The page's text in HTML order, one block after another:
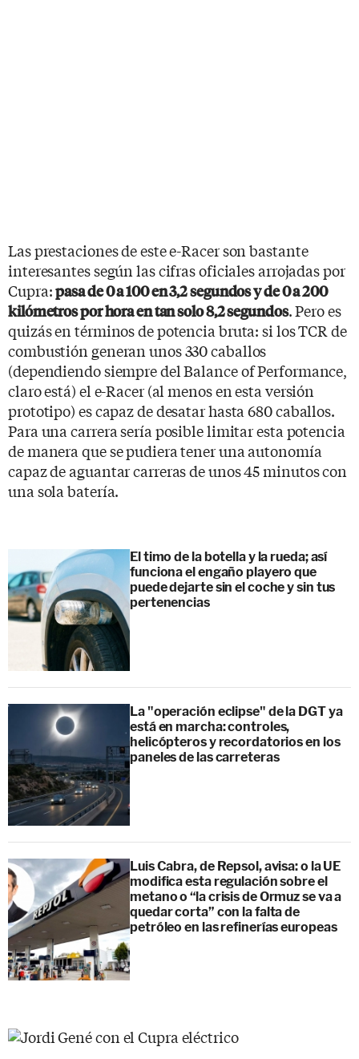
Las prestaciones de este e-Racer son bastante
interesantes según las cifras oficiales arrojadas por
Cupra:pasa de 0 a 100 en 3,2 segundos y de 0 a 200
kilómetros por hora en tan solo 8,2 segundos. Pero es
quizás en términos de potencia bruta: si los TCR de
combustión generan unos 330 caballos
(dependiendo siempre del Balance of Performance,
claro está) el e-Racer (al menos en esta versión
prototipo) es capaz de desatar hasta 680 caballos.
Para una carrera sería posible limitar esta potencia
de manera que se pudiera tener una autonomía
capaz de aguantar carreras de unos 45 minutos con
una sola batería.
El timo de la botella y la rueda; así
funciona el engaño playero que
puede dejarte sin el coche y sin tus
pertenencias
La "operación eclipse" de la DGT ya
está en marcha: controles,
helicópteros y recordatorios en los
paneles de las carreteras
Luis Cabra, de Repsol, avisa: o la UE
modifica esta regulación sobre el
metano o “la crisis de Ormuz se va a
quedar corta” con la falta de
petróleo en las refinerías europeas